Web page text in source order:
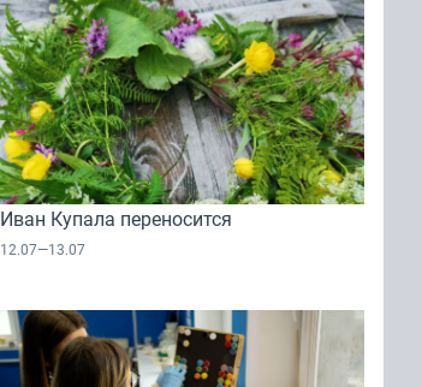
Иван Купала переносится
12.07—13.07